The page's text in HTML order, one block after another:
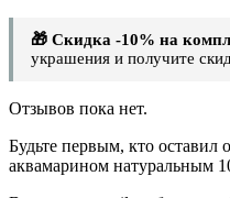
🎁 Скидка -10% на
украшения и получите
Отзывов пока нет.
Будьте первым, кто оставил
аквамарином натуральным